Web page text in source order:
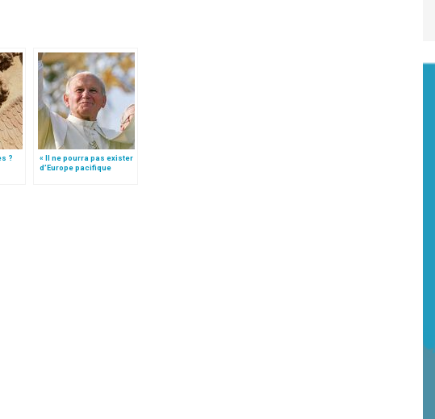
?
« Il ne pourra pas exister
d’Europe pacifique